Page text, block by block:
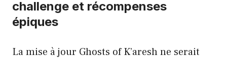
challenge et récompenses
épiques
La mise à jour Ghosts of K’aresh ne serait